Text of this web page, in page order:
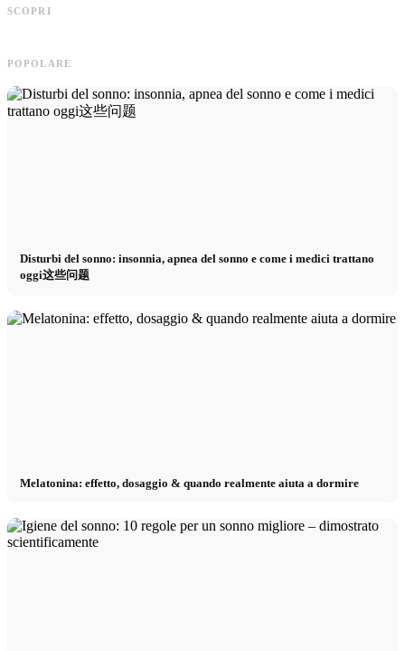
SCOPRI
grazie al marketing online mirato
POPOLARE
Disturbi del sonno: insonnia, apnea del sonno e come i medici trattano
oggi这些问题
Melatonina: effetto, dosaggio & quando realmente aiuta a dormire